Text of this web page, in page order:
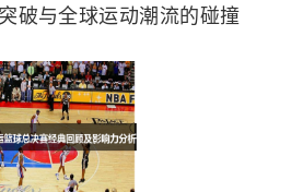
破与全球运动潮流的碰撞